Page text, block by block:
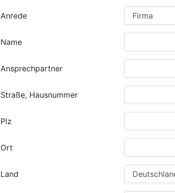
Anrede
Name
Ansprechpartner
Straße, Hausnummer
Plz
Ort
Land